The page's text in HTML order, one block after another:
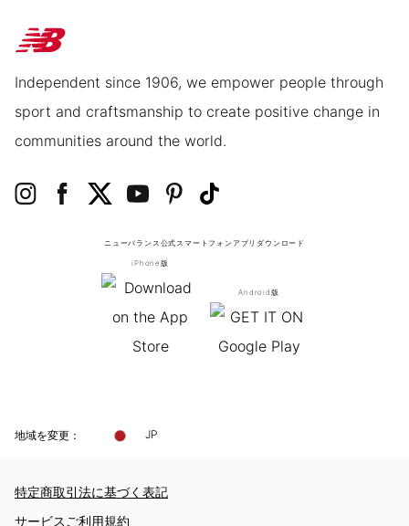
Independent since 1906, we empower people through
sport and craftsmanship to create positive change in
communities around the world.
ニューバランス公式スマートフォンアプリ ダウンロード
iPhone版
Android版
地域を変更： JP
特定商取引法に基づく表記
サービスご利用規約